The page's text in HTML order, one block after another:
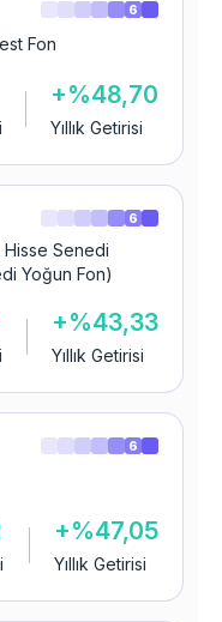
Fon
+%48,70
Yıllık Getirisi
6
Senedi
Yoğun Fon)
+%43,33
Yıllık Getirisi
6
+%47,05
Yıllık Getirisi
6